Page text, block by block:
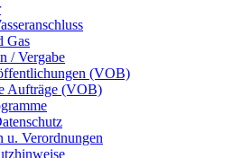
Gas
/ Vergabe
(VOB)
Aufträge (VOB)
u. Verordnungen